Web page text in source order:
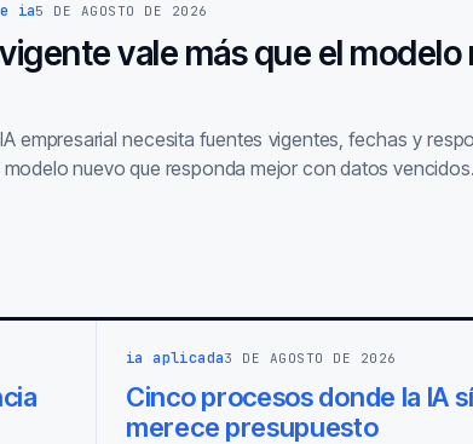
ia5 DE AGOSTO DE 2026
vale más que el modelo
empresarial necesita fuentes vigentes, fechas y
modelo nuevo que responda mejor con datos vencidos.
ia aplicada3 DE AGOSTO DE 2026
Cinco procesos donde la IA sí
merece presupuesto